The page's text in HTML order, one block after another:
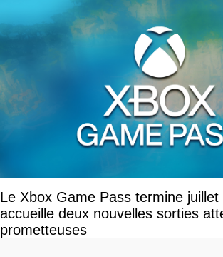
Le Xbox Game Pass termine
accueille deux nouvelles sorties
prometteuses